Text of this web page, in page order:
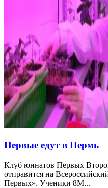
Первые едут в Пермь
Клуб юннатов Первых
отправится на
Первых». Ученики 8М...